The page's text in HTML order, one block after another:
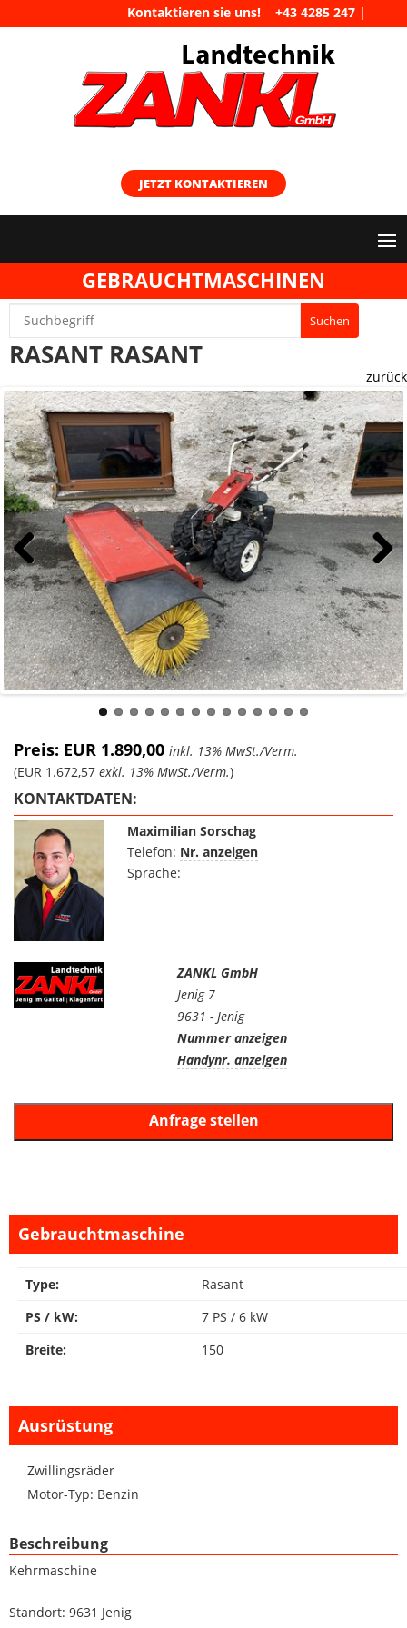
Kontaktieren sie uns!+43 4285 247 |
maschinen@landtechnik-zankl.at
JETZT KONTAKTIEREN
GEBRAUCHTMASCHINEN
RASANT RASANT
zurück
Previous Next
Preis: EUR 1.890,00 inkl. 13% MwSt./Verm.
(EUR 1.672,57 exkl. 13% MwSt./Verm.)
KONTAKTDATEN:
Maximilian Sorschag
Telefon: Nr. anzeigen
Sprache:
ZANKL GmbH
Jenig 7
9631 - Jenig
Nummer anzeigen
Handynr. anzeigen
Gebrauchtmaschine
Type:
Rasant
PS / kW:
7 PS / 6 kW
Breite:
150
Ausrüstung
Zwillingsräder
Motor-Typ: Benzin
Beschreibung
Kehrmaschine
Standort: 9631 Jenig